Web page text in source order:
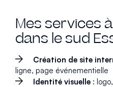
Mes services
dans le sud
Création de site
ligne, page événementielle
Identité visuelle :